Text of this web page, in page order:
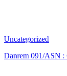
Uncategorized
Danrem 091/ASN :